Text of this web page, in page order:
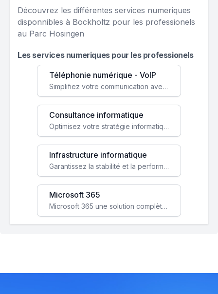
Découvrez les différentes services numeriques
disponnibles à Bockholtz pour les professionels
au Parc Hosingen
Les services numeriques pour les professionels
Téléphonie numérique - VoIP
Simplifiez votre communication avec une solution VoIP flexible, économique et adaptée à vos besoins professionnels.
Consultance informatique
Optimisez votre stratégie informatique avec l'expertise de nos consultants pour améliorer votre efficacité et sécurité.
Infrastructure informatique
Garantissez la stabilité et la performance de votre entreprise avec une infrastructure IT sécurisée et évolutive.
Microsoft 365
Microsoft 365 une solution complète qui booste votre productivité, renforce la sécurité de vos données et facilite la collaboration.